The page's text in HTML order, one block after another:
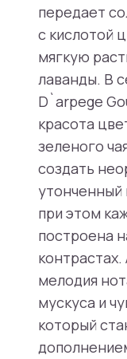
передает
с кислотой
мягкую
лаванды. В
D`arpege
красота
зеленого
создать
утонченный
при этом
построена
мелодия
мускуса и
который